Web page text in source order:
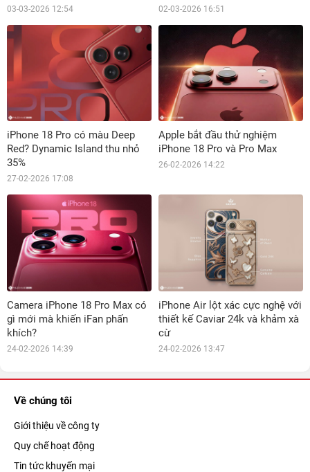
03-03-2026 12:54 02-03-2026 16:51
iPhone 18 Pro có màu Deep
Red? Dynamic Island thu nhỏ
35%
27-02-2026 17:08
Apple bắt đầu thử nghiệm
iPhone 18 Pro và Pro Max
26-02-2026 14:22
Camera iPhone 18 Pro Max có
gì mới mà khiến iFan phấn
khích?
24-02-2026 14:39
iPhone Air lột xác cực nghệ với
thiết kế Caviar 24k và khảm xà
cừ
24-02-2026 13:47
Về chúng tôi
Giới thiệu về công ty
Quy chế hoạt động
Tin tức khuyến mại